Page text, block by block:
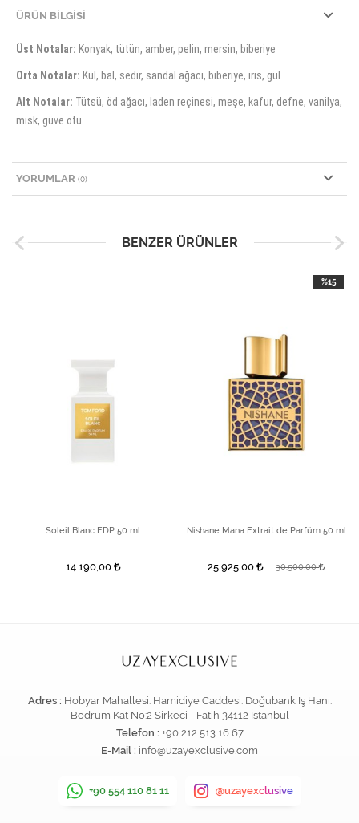
ÜRÜN BILGISI
Üst Notalar: Konyak, tütün, amber, pelin, mersin, biberiye
Orta Notalar: Kül, bal, sedir, sandal ağacı, biberiye, iris, gül
Alt Notalar: Tütsü, öd ağacı, laden reçinesi, meşe, kafur, defne, vanilya,
misk, güve otu
YORUMLAR (0)
BENZER ÜRÜNLER
Soleil Blanc EDP 50 ml
14.190,00
Nishane Mana Extrait de Parfüm 50 ml
25.925,00 30.500,00
%15
Adres : Hobyar Mahallesi. Hamidiye Caddesi. Doğubank İş Hanı.
Bodrum Kat No:2 Sirkeci - Fatih 34112 İstanbul
Telefon : +90 212 513 16 67
E-Mail : info@uzayexclusive.com
+90 554 110 81 11 @uzayexclusive